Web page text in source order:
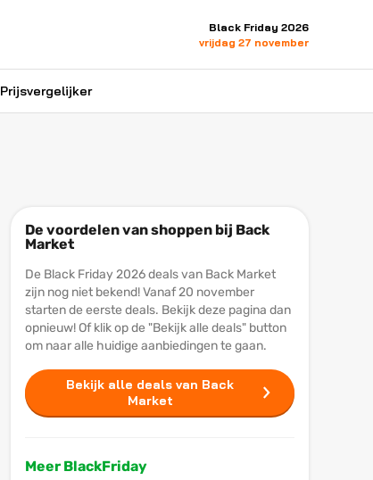
Black Friday 2026
vrijdag 27 november
Prijsvergelijker
De voordelen van shoppen bij Back
Market
De Black Friday 2026 deals van Back Market
zijn nog niet bekend! Vanaf 20 november
starten de eerste deals. Bekijk deze pagina dan
opnieuw! Of klik op de "Bekijk alle deals" button
om naar alle huidige aanbiedingen te gaan.
Bekijk alle deals van Back
Market
Meer BlackFriday